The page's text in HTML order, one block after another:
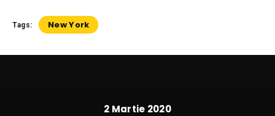
Tags: New York
2 Martie 2020